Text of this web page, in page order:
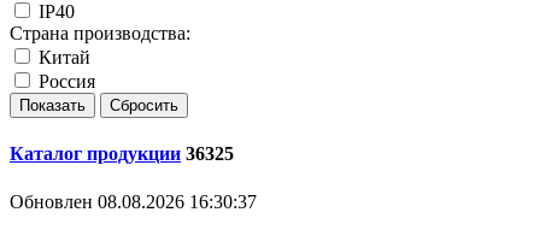
IP40
Страна производства:
Китай
Россия
Каталог продукции 36325
Обновлен 08.08.2026 16:30:37